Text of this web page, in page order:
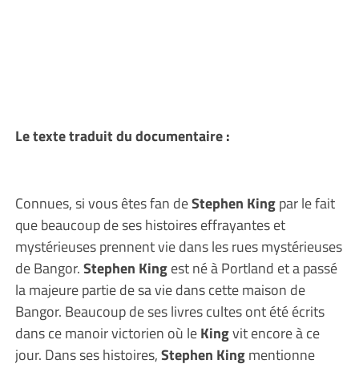
Le texte traduit du documentaire :
Connues, si vous êtes fan deStephen Kingpar le fait
que beaucoup de ses histoires effrayantes et
mystérieuses prennent vie dans les rues mystérieuses
de Bangor.Stephen Kingest né à Portland et a passé
la majeure partie de sa vie dans cette maison de
Bangor. Beaucoup de ses livres cultes ont été écrits
dans ce manoir victorien où leKingvit encore à ce
jour. Dans ses histoires,Stephen Kingmentionne